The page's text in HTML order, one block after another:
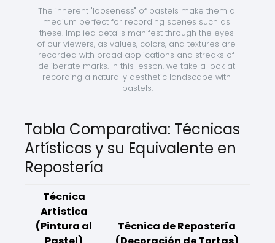
The inherent "looseness" of pastels make them a
medium perfect for recording scenes such as
these. Implied details manifest through the eyes
of our viewers, as values, colors, and textures are
recorded with broad applications and streaks of
deliberate marks. In this lesson, we take a look at
recording a naturally aesthetic landscape with
pastels.
Tabla Comparativa: Técnicas
Artísticas y su Equivalente en
Repostería
Técnica
Artística
(Pintura al
Técnica de Repostería